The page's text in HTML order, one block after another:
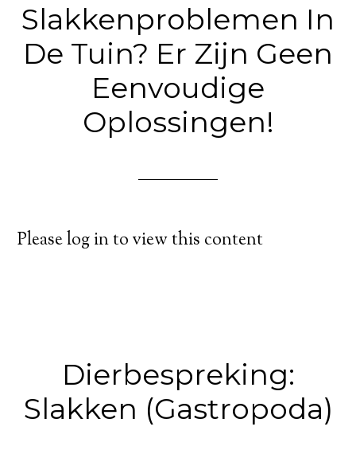
Slakkenproblemen In
De Tuin? Er Zijn Geen
Eenvoudige
Oplossingen!
Please log in to view this content
Dierbespreking:
Slakken (Gastropoda)